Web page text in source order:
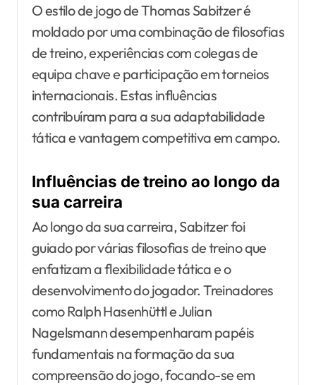
O estilo de jogo de Thomas Sabitzer é
moldado por uma combinação de filosofias
de treino, experiências com colegas de
equipa chave e participação em torneios
internacionais. Estas influências
contribuíram para a sua adaptabilidade
tática e vantagem competitiva em campo.
Influências de treino ao longo da
sua carreira
Ao longo da sua carreira, Sabitzer foi
guiado por várias filosofias de treino que
enfatizam a flexibilidade tática e o
desenvolvimento do jogador. Treinadores
como Ralph Hasenhüttl e Julian
Nagelsmann desempenharam papéis
fundamentais na formação da sua
compreensão do jogo, focando-se em